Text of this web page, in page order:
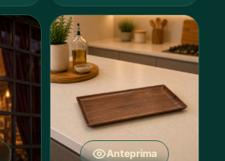
Anteprima